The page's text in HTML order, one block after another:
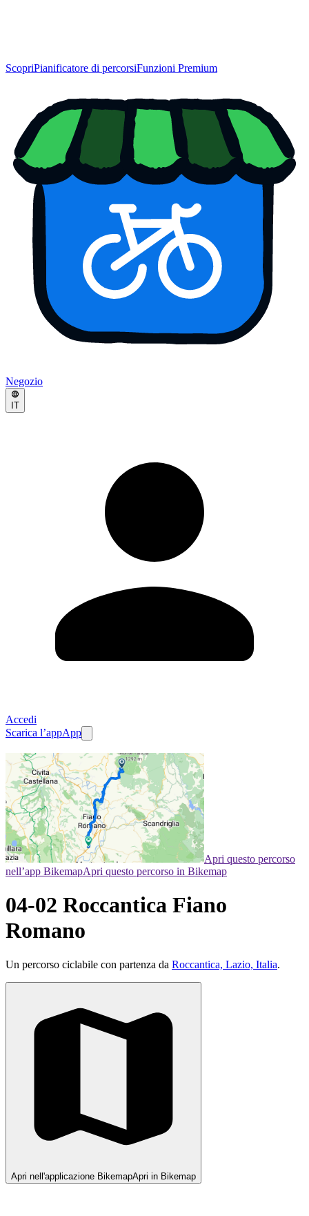
ScopriPianificatore di percorsiFunzioni Premium
Negozio
IT
Accedi
Scarica l’appApp
Apri questo percorso
nell’app BikemapApri questo percorso in Bikemap
04-02 Roccantica Fiano
Romano
Un percorso ciclabile con partenza da Roccantica, Lazio, Italia.
Apri nell'applicazione BikemapApri in Bikemap